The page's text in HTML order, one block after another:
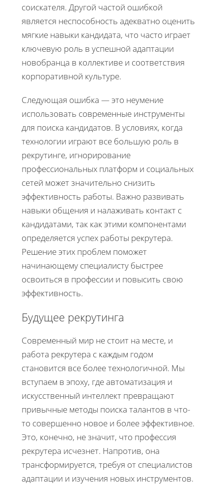
соискателя. Другой частой ошибкой
является неспособность адекватно оценить
мягкие навыки кандидата, что часто играет
ключевую роль в успешной адаптации
новобранца в коллективе и соответствия
корпоративной культуре.
Следующая ошибка — это неумение
использовать современные инструменты
для поиска кандидатов. В условиях, когда
технологии играют все большую роль в
рекрутинге, игнорирование
профессиональных платформ и социальных
сетей может значительно снизить
эффективность работы. Важно развивать
навыки общения и налаживать контакт с
кандидатами, так как этими компонентами
определяется успех работы рекрутера.
Решение этих проблем поможет
начинающему специалисту быстрее
освоиться в профессии и повысить свою
эффективность.
Будущее рекрутинга
Современный мир не стоит на месте, и
работа рекрутера с каждым годом
становится все более технологичной. Мы
вступаем в эпоху, где автоматизация и
искусственный интеллект превращают
привычные методы поиска талантов в что-
то совершенно новое и более эффективное.
Это, конечно, не значит, что профессия
рекрутера исчезнет. Напротив, она
трансформируется, требуя от специалистов
адаптации и изучения новых инструментов.